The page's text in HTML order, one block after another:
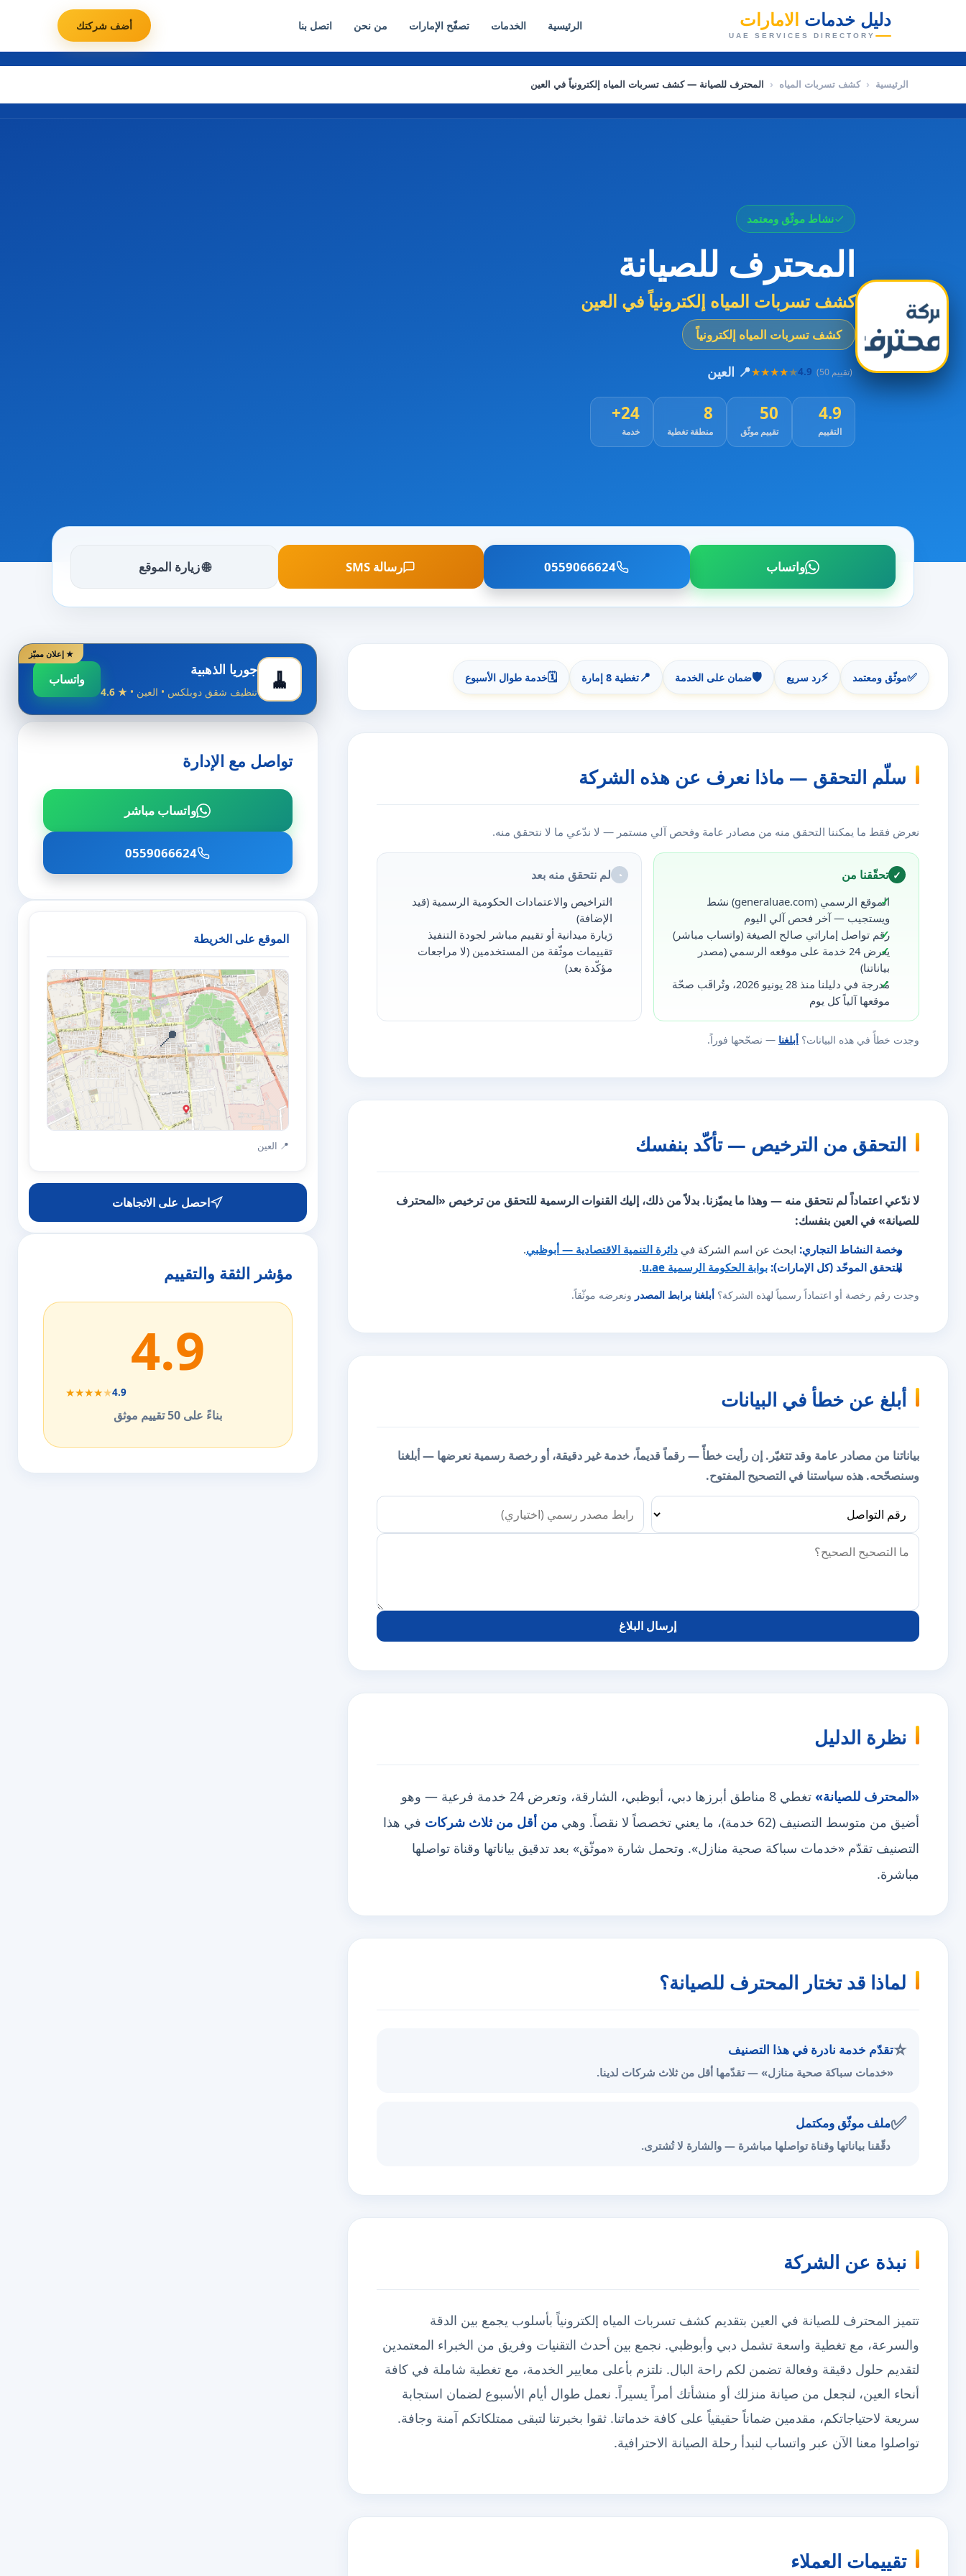
دليل خدمات الامارات
UAE SERVICES DIRECTORY
الرئيسية الخدمات تصفّح الإمارات من نحن اتصل بنا أضف شركتك
الرئيسية ‹ كشف تسربات المياه ‹ المحترف للصيانة — كشف تسربات المياه إلكترونياً في العين
نشاط موثّق ومعتمد
المحترف للصيانة
كشف تسربات المياه إلكترونياً في العين
كشف تسربات المياه إلكترونياً
★★★★★4.9 (50 تقييم) 📍 العين
4.9
التقييم
50
تقييم موثّق
8
منطقة تغطية
24+
خدمة
واتساب 0559066624 رسالة SMS 🌐 زيارة الموقع
✅موثّق ومعتمد ⚡رد سريع 🛡️ضمان على الخدمة 📍تغطية 8 إمارة 🗓️خدمة طوال الأسبوع
سلّم التحقق — ماذا نعرف عن هذه الشركة
نعرض فقط ما يمكننا التحقق منه من مصادر عامة وفحص آلي مستمر — لا ندّعي ما لا نتحقق منه.
✓ تحقّقنا من
الموقع الرسمي (generaluae.com) نشط
ويستجيب — آخر فحص آلي اليوم
رقم تواصل إماراتي صالح الصيغة (واتساب مباشر)
يعرض 24 خدمة على موقعه الرسمي (مصدر
بياناتنا)
مُدرجة في دليلنا منذ 28 يونيو 2026، وتُراقَب صحّة
موقعها آلياً كل يوم
◔ لم نتحقق منه بعد
التراخيص والاعتمادات الحكومية الرسمية (قيد
الإضافة)
زيارة ميدانية أو تقييم مباشر لجودة التنفيذ
تقييمات موثّقة من المستخدمين (لا مراجعات
مؤكّدة بعد)
وجدت خطأً في هذه البيانات؟ أبلغنا — نصحّحها فوراً.
التحقق من الترخيص — تأكّد بنفسك
لا ندّعي اعتماداً لم نتحقق منه — وهذا ما يميّزنا. بدلاً من ذلك، إليك القنوات الرسمية للتحقق من ترخيص «المحترف
للصيانة» في العين بنفسك:
رخصة النشاط التجاري: ابحث عن اسم الشركة في دائرة التنمية الاقتصادية — أبوظبي.
التحقق الموحّد (كل الإمارات): بوابة الحكومة الرسمية u.ae .
وجدت رقم رخصة أو اعتماداً رسمياً لهذه الشركة؟ أبلغنا برابط المصدر ونعرضه موثّقاً.
أبلغ عن خطأ في البيانات
بياناتنا من مصادر عامة وقد تتغيّر. إن رأيت خطأً — رقماً قديماً، خدمة غير دقيقة، أو رخصة رسمية نعرضها — أبلغنا
وسنصحّحه. هذه سياستنا في التصحيح المفتوح.
إرسال البلاغ
نظرة الدليل
«المحترف للصيانة»
تغطي 8 مناطق أبرزها دبي، أبوظبي، الشارقة، وتعرض 24 خدمة فرعية — وهو
أضيق من متوسط التصنيف (62 خدمة)، ما يعني تخصصاً لا نقصاً. وهي
من أقل من ثلاث شركات في هذا
التصنيف تقدّم «خدمات سباكة صحية منازل». وتحمل شارة «موثّق» بعد تدقيق بياناتها وقناة تواصلها
مباشرة.
لماذا قد تختار المحترف للصيانة؟
⭐تقدّم خدمة نادرة في هذا التصنيف
«خدمات سباكة صحية منازل» — تقدّمها أقل من ثلاث شركات لدينا.
✅ملف موثّق ومكتمل
دقّقنا بياناتها وقناة تواصلها مباشرة — والشارة لا تُشترى.
نبذة عن الشركة
تتميز المحترف للصيانة في العين بتقديم كشف تسربات المياه إلكترونياً بأسلوب يجمع بين الدقة
والسرعة، مع تغطية واسعة تشمل دبي وأبوظبي. نجمع بين أحدث التقنيات وفريق من الخبراء المعتمدين
لتقديم حلول دقيقة وفعالة تضمن لكم راحة البال. نلتزم بأعلى معايير الخدمة، مع تغطية شاملة في كافة
أنحاء العين، لنجعل من صيانة منزلك أو منشأتك أمراً يسيراً. نعمل طوال أيام الأسبوع لضمان استجابة
سريعة لاحتياجاتكم، مقدمين ضماناً حقيقياً على كافة خدماتنا. ثقوا بخبرتنا لتبقى ممتلكاتكم آمنة وجافة.
تواصلوا معنا الآن عبر واتساب لنبدأ رحلة الصيانة الاحترافية.
تقييمات العملاء
★ إعلان مميّز
🧹 جوريا الذهبية
تنظيف شقق دوبلكس • العين • ★ 4.6
واتساب
تواصل مع الإدارة
واتساب مباشر
0559066624
الموقع على الخريطة
📍
📍 العين
احصل على الاتجاهات
مؤشر الثقة والتقييم
4.9
★★★★★4.9
بناءً على 50 تقييم موثق